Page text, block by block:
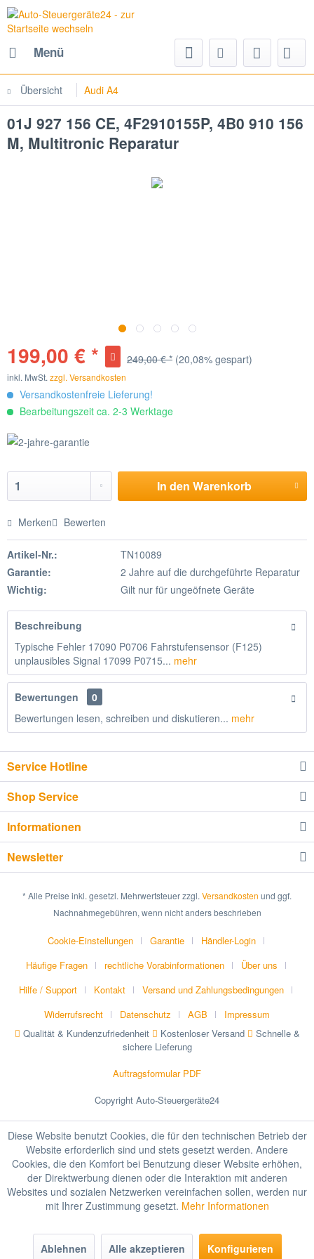
Menü
Übersicht Audi A4
01J 927 156 CE, 4F2910155P, 4B0 910 156
M, Multitronic Reparatur
199,00 € * 249,00 € * (20,08% gespart)
inkl. MwSt. zzgl. Versandkosten
Versandkostenfreie Lieferung!
Bearbeitungszeit ca. 2-3 Werktage
In den Warenkorb
Merken Bewerten
Artikel-Nr.:
TN10089
Garantie:
2 Jahre auf die durchgeführte Reparatur
Wichtig:
Gilt nur für ungeöfnete Geräte
Beschreibung
Typische Fehler 17090 P0706 Fahrstufensensor (F125)
unplausibles Signal 17099 P0715... mehr
Bewertungen
0
Bewertungen lesen, schreiben und diskutieren... mehr
Service Hotline
Shop Service
Informationen
Newsletter
* Alle Preise inkl. gesetzl. Mehrwertsteuer zzgl. Versandkosten und ggf.
Nachnahmegebühren, wenn nicht anders beschrieben
Cookie-Einstellungen Garantie
Händler-Login
Häufige Fragen
rechtliche Vorabinformationen
Über uns
Hilfe / Support
Kontakt
Versand und Zahlungsbedingungen
Widerrufsrecht
Datenschutz AGB
Impressum
Qualität & Kundenzufriedenheit
Kostenloser Versand
Schnelle &
sichere Lieferung
Auftragsformular PDF
Copyright Auto-Steuergeräte24
Diese Website benutzt Cookies, die für den technischen Betrieb der
Website erforderlich sind und stets gesetzt werden. Andere
Cookies, die den Komfort bei Benutzung dieser Website erhöhen,
der Direktwerbung dienen oder die Interaktion mit anderen
Websites und sozialen Netzwerken vereinfachen sollen, werden nur
mit Ihrer Zustimmung gesetzt. Mehr Informationen
Ablehnen Alle akzeptieren Konfigurieren